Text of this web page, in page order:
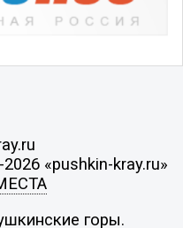
«pushkin-kray.ru»
горы.